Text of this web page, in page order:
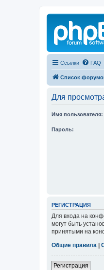
Ссылки FAQ
Список
Для
Имя пользователя:
Пароль:
РЕГИСТРАЦИЯ
Для входа на
могут быть
принятыми на
Общие правила
Регистрация